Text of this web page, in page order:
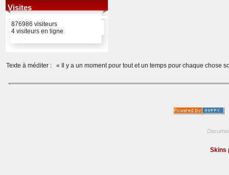
Visites
876986 visiteurs
4 visiteurs en ligne
Texte à méditer : « Il y a un moment pour tout et un temps pour chaque chose
Skins